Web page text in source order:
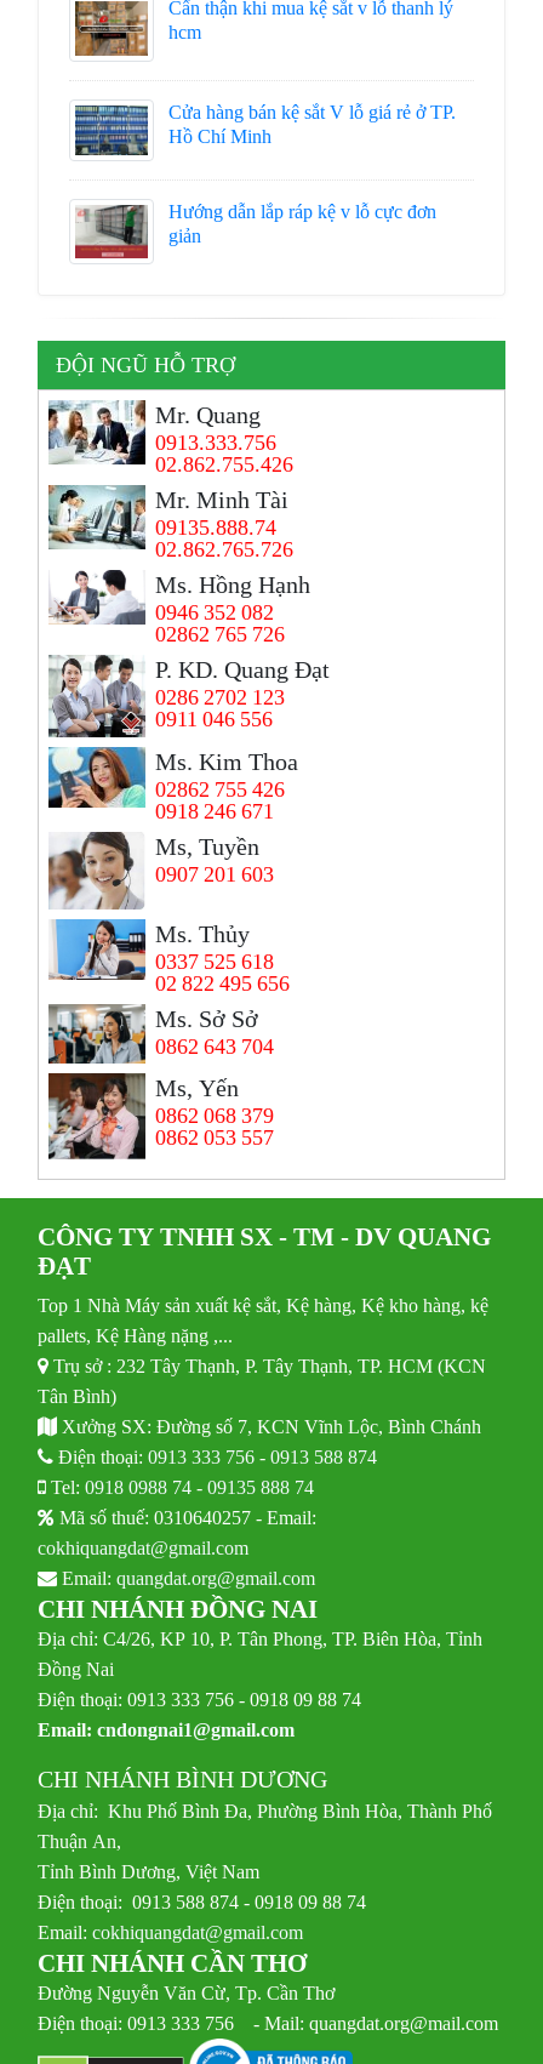
Cẩn thận khi mua kệ sắt v lỗ thanh lý
hcm
Cửa hàng bán kệ sắt V lỗ giá rẻ ở TP.
Hồ Chí Minh
Hướng dẫn lắp ráp kệ v lỗ cực đơn
giản
ĐỘI NGŨ HỖ TRỢ
Mr. Quang
0913.333.756
02.862.755.426
Mr. Minh Tài
09135.888.74
02.862.765.726
Ms. Hồng Hạnh
0946 352 082
02862 765 726
P. KD. Quang Đạt
0286 2702 123
0911 046 556
Ms. Kim Thoa
02862 755 426
0918 246 671
Ms, Tuyền
0907 201 603
Ms. Thủy
0337 525 618
02 822 495 656
Ms. Sở Sở
0862 643 704
Ms, Yến
0862 068 379
0862 053 557
CÔNG TY TNHH SX - TM - DV QUANG
ĐẠT
Top 1 Nhà Máy sản xuất kệ sắt, Kệ hàng, Kệ kho hàng, kệ
pallets, Kệ Hàng nặng ,...
Trụ sở : 232 Tây Thạnh, P. Tây Thạnh, TP. HCM (KCN
Tân Bình)
Xưởng SX: Đường số 7, KCN Vĩnh Lộc, Bình Chánh
Điện thoại:0913 333 756 -0913 588 874
Tel:0918 0988 74 -09135 888 74
Mã số thuế: 0310640257 - Email:
cokhiquangdat@gmail.com
Email:quangdat.org@gmail.com
CHI NHÁNH ĐỒNG NAI
Địa chỉ: C4/26, KP 10, P. Tân Phong, TP. Biên Hòa, Tỉnh
Đồng Nai
Điện thoại: 0913 333 756 - 0918 09 88 74
Email:cndongnai1@gmail.com
CHI NHÁNH BÌNH DƯƠNG
Địa chỉ: Khu Phố Bình Đa, Phường Bình Hòa, Thành Phố
Thuận An,
Tỉnh Bình Dương, Việt Nam
Điện thoại: 0913 588 874 - 0918 09 88 74
Email:cokhiquangdat@gmail.com
CHI NHÁNH CẦN THƠ
Đường Nguyễn Văn Cừ, Tp. Cần Thơ
Điện thoại: 0913 333 756 - Mail: quangdat.org@mail.com